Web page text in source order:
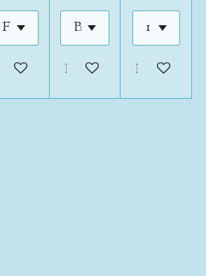
den WarenkorbIn den Warenkorb
In den